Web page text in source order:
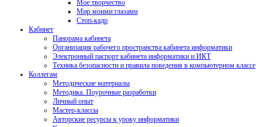
Мое творчество
Мир моими глазами
Стоп-кадр
Кабинет
Панорама кабинета
Организация рабочего пространства кабинета информатики
Электронный паспорт кабинета информатики и ИКТ
Техника безопасности и правила поведения в компьютерном классе
Коллегам
Методические материалы
Методика. Поурочные разработки
Личный опыт
Мастер-классы
Авторские ресурсы к уроку информатики